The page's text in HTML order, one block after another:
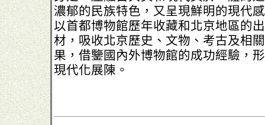
濃郁的民族特色，又呈現鮮明的現代
以首都博物館歷年收藏和北京地區的
材，吸收北京歷史、文物、考古及相
果，借鑒國內外博物館的成功經驗，
現代化展陳。